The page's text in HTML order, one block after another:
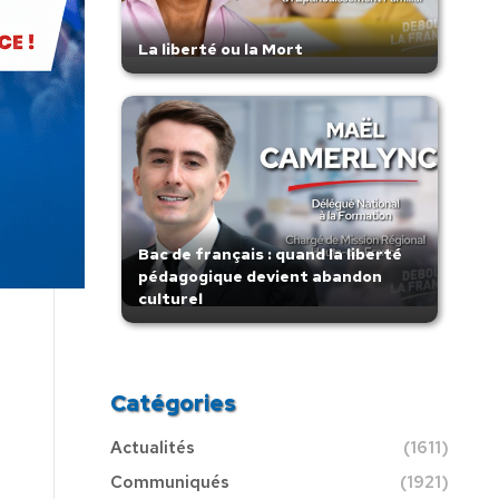
La liberté ou la Mort
Bac de français : quand la liberté
pédagogique devient abandon
culturel
Catégories
Actualités
(1611)
Communiqués
(1921)